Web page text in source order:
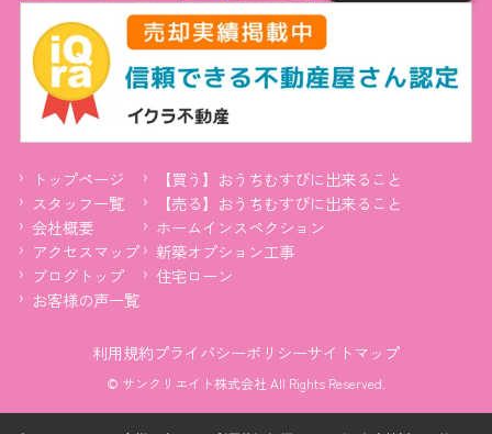
トップページ
【買う】おうちむすびに出来ること
スタッフ一覧
【売る】おうちむすびに出来ること
会社概要
ホームインスペクション
アクセスマップ
新築オプション工事
ブログトップ
住宅ローン
お客様の声一覧
利用規約プライバシーポリシーサイトマップ
© サンクリエイト株式会社 All Rights Reserved.